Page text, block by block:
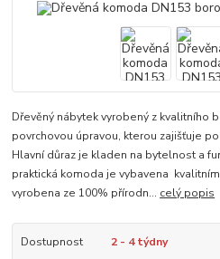
Dřevěný nábytek vyrobený z kvalitního
povrchovou úpravou, kterou zajišťuje
Hlavní důraz je kladen na bytelnost a
praktická komoda je vybavena
vyrobena ze 100% přírodn... celý popis
Dostupnost
2 - 4 týdny